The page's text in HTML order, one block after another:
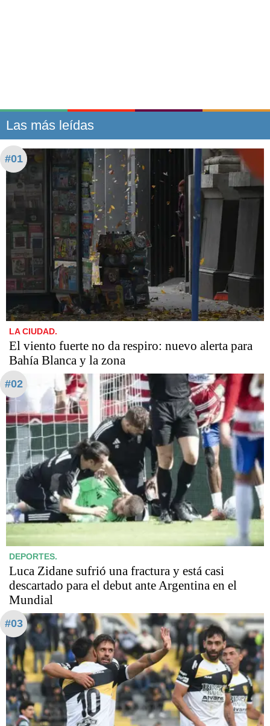
Las más leídas
#01
LA CIUDAD.
El viento fuerte no da respiro: nuevo alerta para
Bahía Blanca y la zona
#02
DEPORTES.
Luca Zidane sufrió una fractura y está casi
descartado para el debut ante Argentina en el
Mundial
#03